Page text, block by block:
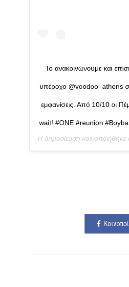
Το ανακοινώνουμε και
υπέροχο @voodoo_athens
εμφανίσεις. Από 10/10 οι
wait! #ONE #reunion
Η δημοσίευση